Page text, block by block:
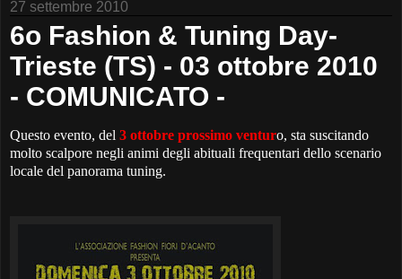
27 settembre 2010
6o Fashion & Tuning Day-
Trieste (TS) - 03 ottobre 2010
- COMUNICATO -
Questo evento, del 3 ottobre prossimo venturo, sta suscitando
molto scalpore negli animi degli abituali frequentari dello scenario
locale del panorama tuning.